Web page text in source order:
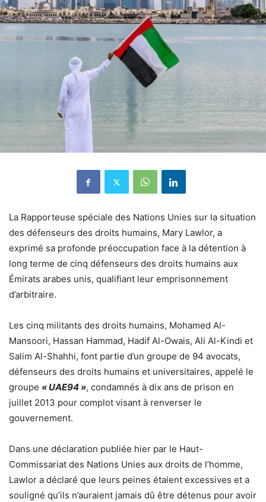
La Rapporteuse spéciale des Nations Unies sur la situation
des défenseurs des droits humains, Mary Lawlor, a
exprimé sa profonde préoccupation face à la détention à
long terme de cinq défenseurs des droits humains aux
Émirats arabes unis, qualifiant leur emprisonnement
d’arbitraire.
Les cinq militants des droits humains, Mohamed Al-
Mansoori, Hassan Hammad, Hadif Al-Owais, Ali Al-Kindi et
Salim Al-Shahhi, font partie d’un groupe de 94 avocats,
défenseurs des droits humains et universitaires, appelé le
groupe « UAE94 », condamnés à dix ans de prison en
juillet 2013 pour complot visant à renverser le
gouvernement.
Dans une déclaration publiée hier par le Haut-
Commissariat des Nations Unies aux droits de l’homme,
Lawlor a déclaré que leurs peines étaient excessives et a
souligné qu’ils n’auraient jamais dû être détenus pour avoir